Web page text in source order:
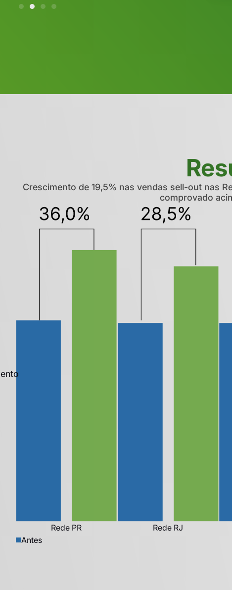
Crescimento de 19,5% nas vendas sell-out nas
comprovado
Antes